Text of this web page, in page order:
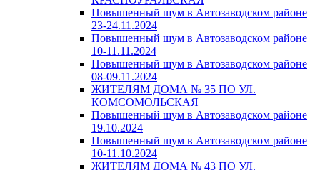
Повышенный шум в Автозаводском районе
23-24.11.2024
Повышенный шум в Автозаводском районе
10-11.11.2024
Повышенный шум в Автозаводском районе
08-09.11.2024
ЖИТЕЛЯМ ДОМА № 35 ПО УЛ.
КОМСОМОЛЬСКАЯ
Повышенный шум в Автозаводском районе
19.10.2024
Повышенный шум в Автозаводском районе
10-11.10.2024
ЖИТЕЛЯМ ДОМА № 43 ПО УЛ.